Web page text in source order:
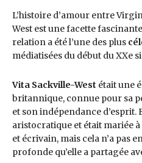
L’histoire d’amour entre
West est une facette
relation a été l’une des plus
médiatisées du début du XXe
Vita Sackville-West était une
britannique, connue pour sa
et son indépendance d’esprit.
aristocratique et était mariée
et écrivain, mais cela n’a pas
profonde qu’elle a partagée